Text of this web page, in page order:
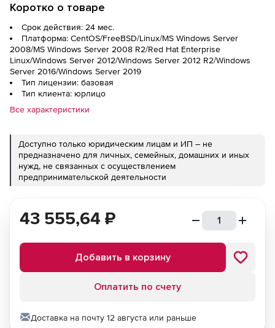
Коротко о товаре
Срок действия: 24 мес.
Платформа: CentOS/FreeBSD/Linux/MS Windows Server
2008/MS Windows Server 2008 R2/Red Hat Enterprise
Linux/Windows Server 2012/Windows Server 2012 R2/Windows
Server 2016/Windows Server 2019
Тип лицензии: базовая
Тип клиента: юрлицо
Все характеристики
Доступно только юридическим лицам и ИП – не
предназначено для личных, семейных, домашних и иных
нужд, не связанных с осуществлением
предпринимательской деятельности
43 555,64 ₽
Добавить в корзину
Оплатить по счету
Доставка на почту 12 августа или раньше